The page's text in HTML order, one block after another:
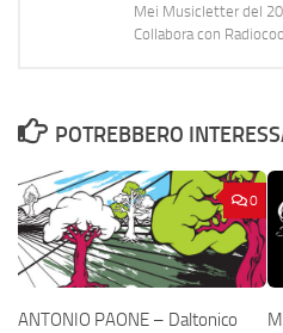
Mei Musicletter del
Collabora con
POTREBBERO
0
ANTONIO PAONE – Daltonico